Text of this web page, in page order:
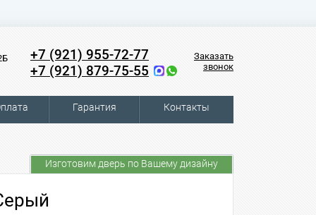
+7 (921) 955-72-77
+7 (921) 879-75-55
Заказать
звонок
Гарантия Контакты
Изготовим дверь по Вашему дизайну